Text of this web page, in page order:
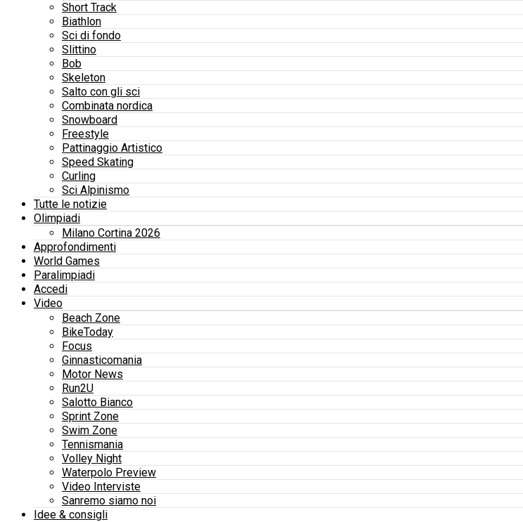
Short Track
Biathlon
Sci di fondo
Slittino
Bob
Skeleton
Salto con gli sci
Combinata nordica
Snowboard
Freestyle
Pattinaggio Artistico
Speed Skating
Curling
Sci Alpinismo
Tutte le notizie
Olimpiadi
Milano Cortina 2026
Approfondimenti
World Games
Paralimpiadi
Accedi
Video
Beach Zone
BikeToday
Focus
Ginnasticomania
Motor News
Run2U
Salotto Bianco
Sprint Zone
Swim Zone
Tennismania
Volley Night
Waterpolo Preview
Video Interviste
Sanremo siamo noi
Idee & consigli